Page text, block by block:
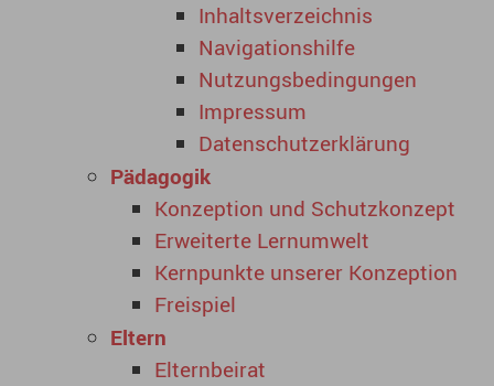
Inhaltsverzeichnis
Navigationshilfe
Nutzungsbedingungen
Impressum
Datenschutzerklärung
Pädagogik
Konzeption und Schutzkonzept
Erweiterte Lernumwelt
Kernpunkte unserer Konzeption
Freispiel
Eltern
Elternbeirat